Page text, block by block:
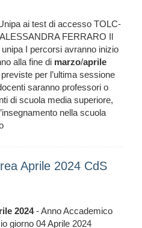
ai test di accesso TOLC-
FERRARO Il
I percorsi avranno inizio
alla fine di marzo/aprile
per l’ultima sessione
saranno professori o
di scuola media superiore,
nella scuola
Aprile 2024 CdS
2024- Anno Accademico
giorno 04 Aprile 2024